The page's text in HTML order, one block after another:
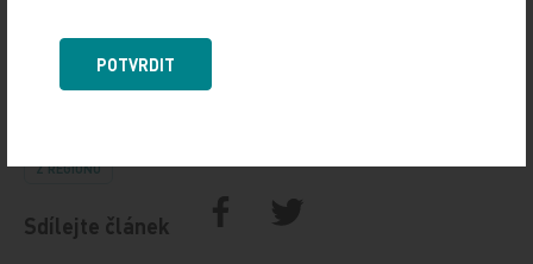
ČTK/Financial Times
Z REGIONŮ
Sdílejte článek
POTVRDIT